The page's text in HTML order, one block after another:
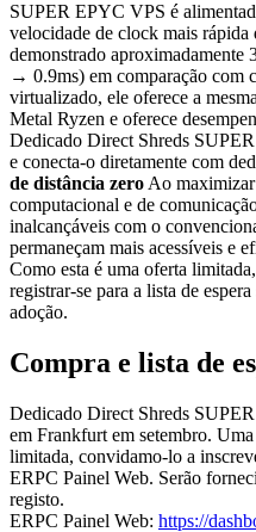
SUPER EPYC VPS é
velocidade de clock mais
demonstrado aproximadamente
→ 0.9ms) em comparação com
virtualizado, ele oferece a
Metal Ryzen e oferece
Dedicado Direct Shreds
e conecta-o diretamente com
de distância zero Ao maximizar
computacional e de
inalcançáveis com o
permaneçam mais acessíveis e
Como esta é uma oferta
registrar-se para a lista de
adoção.
Compra e lista de
Dedicado Direct Shreds
em Frankfurt em setembro.
limitada, convidamo-lo a
ERPC Painel Web. Serão
registo.
ERPC Painel Web: https://